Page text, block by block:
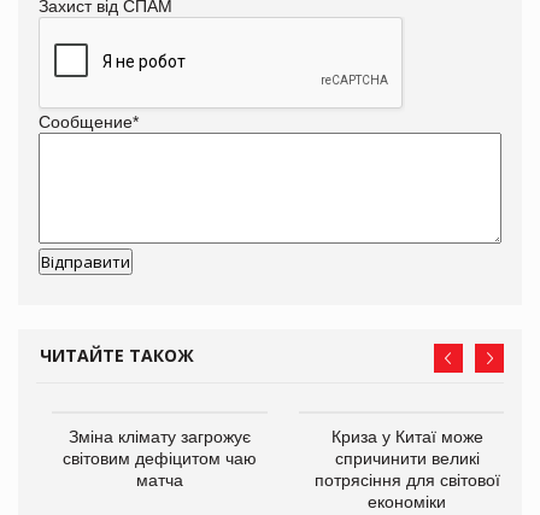
Захист від СПАМ
Сообщение*
ЧИТАЙТЕ ТАКОЖ
Зміна клімату загрожує
світовим дефіцитом чаю
матча
Криза у Китаї може
спричинити великі
потрясіння для світової
економіки